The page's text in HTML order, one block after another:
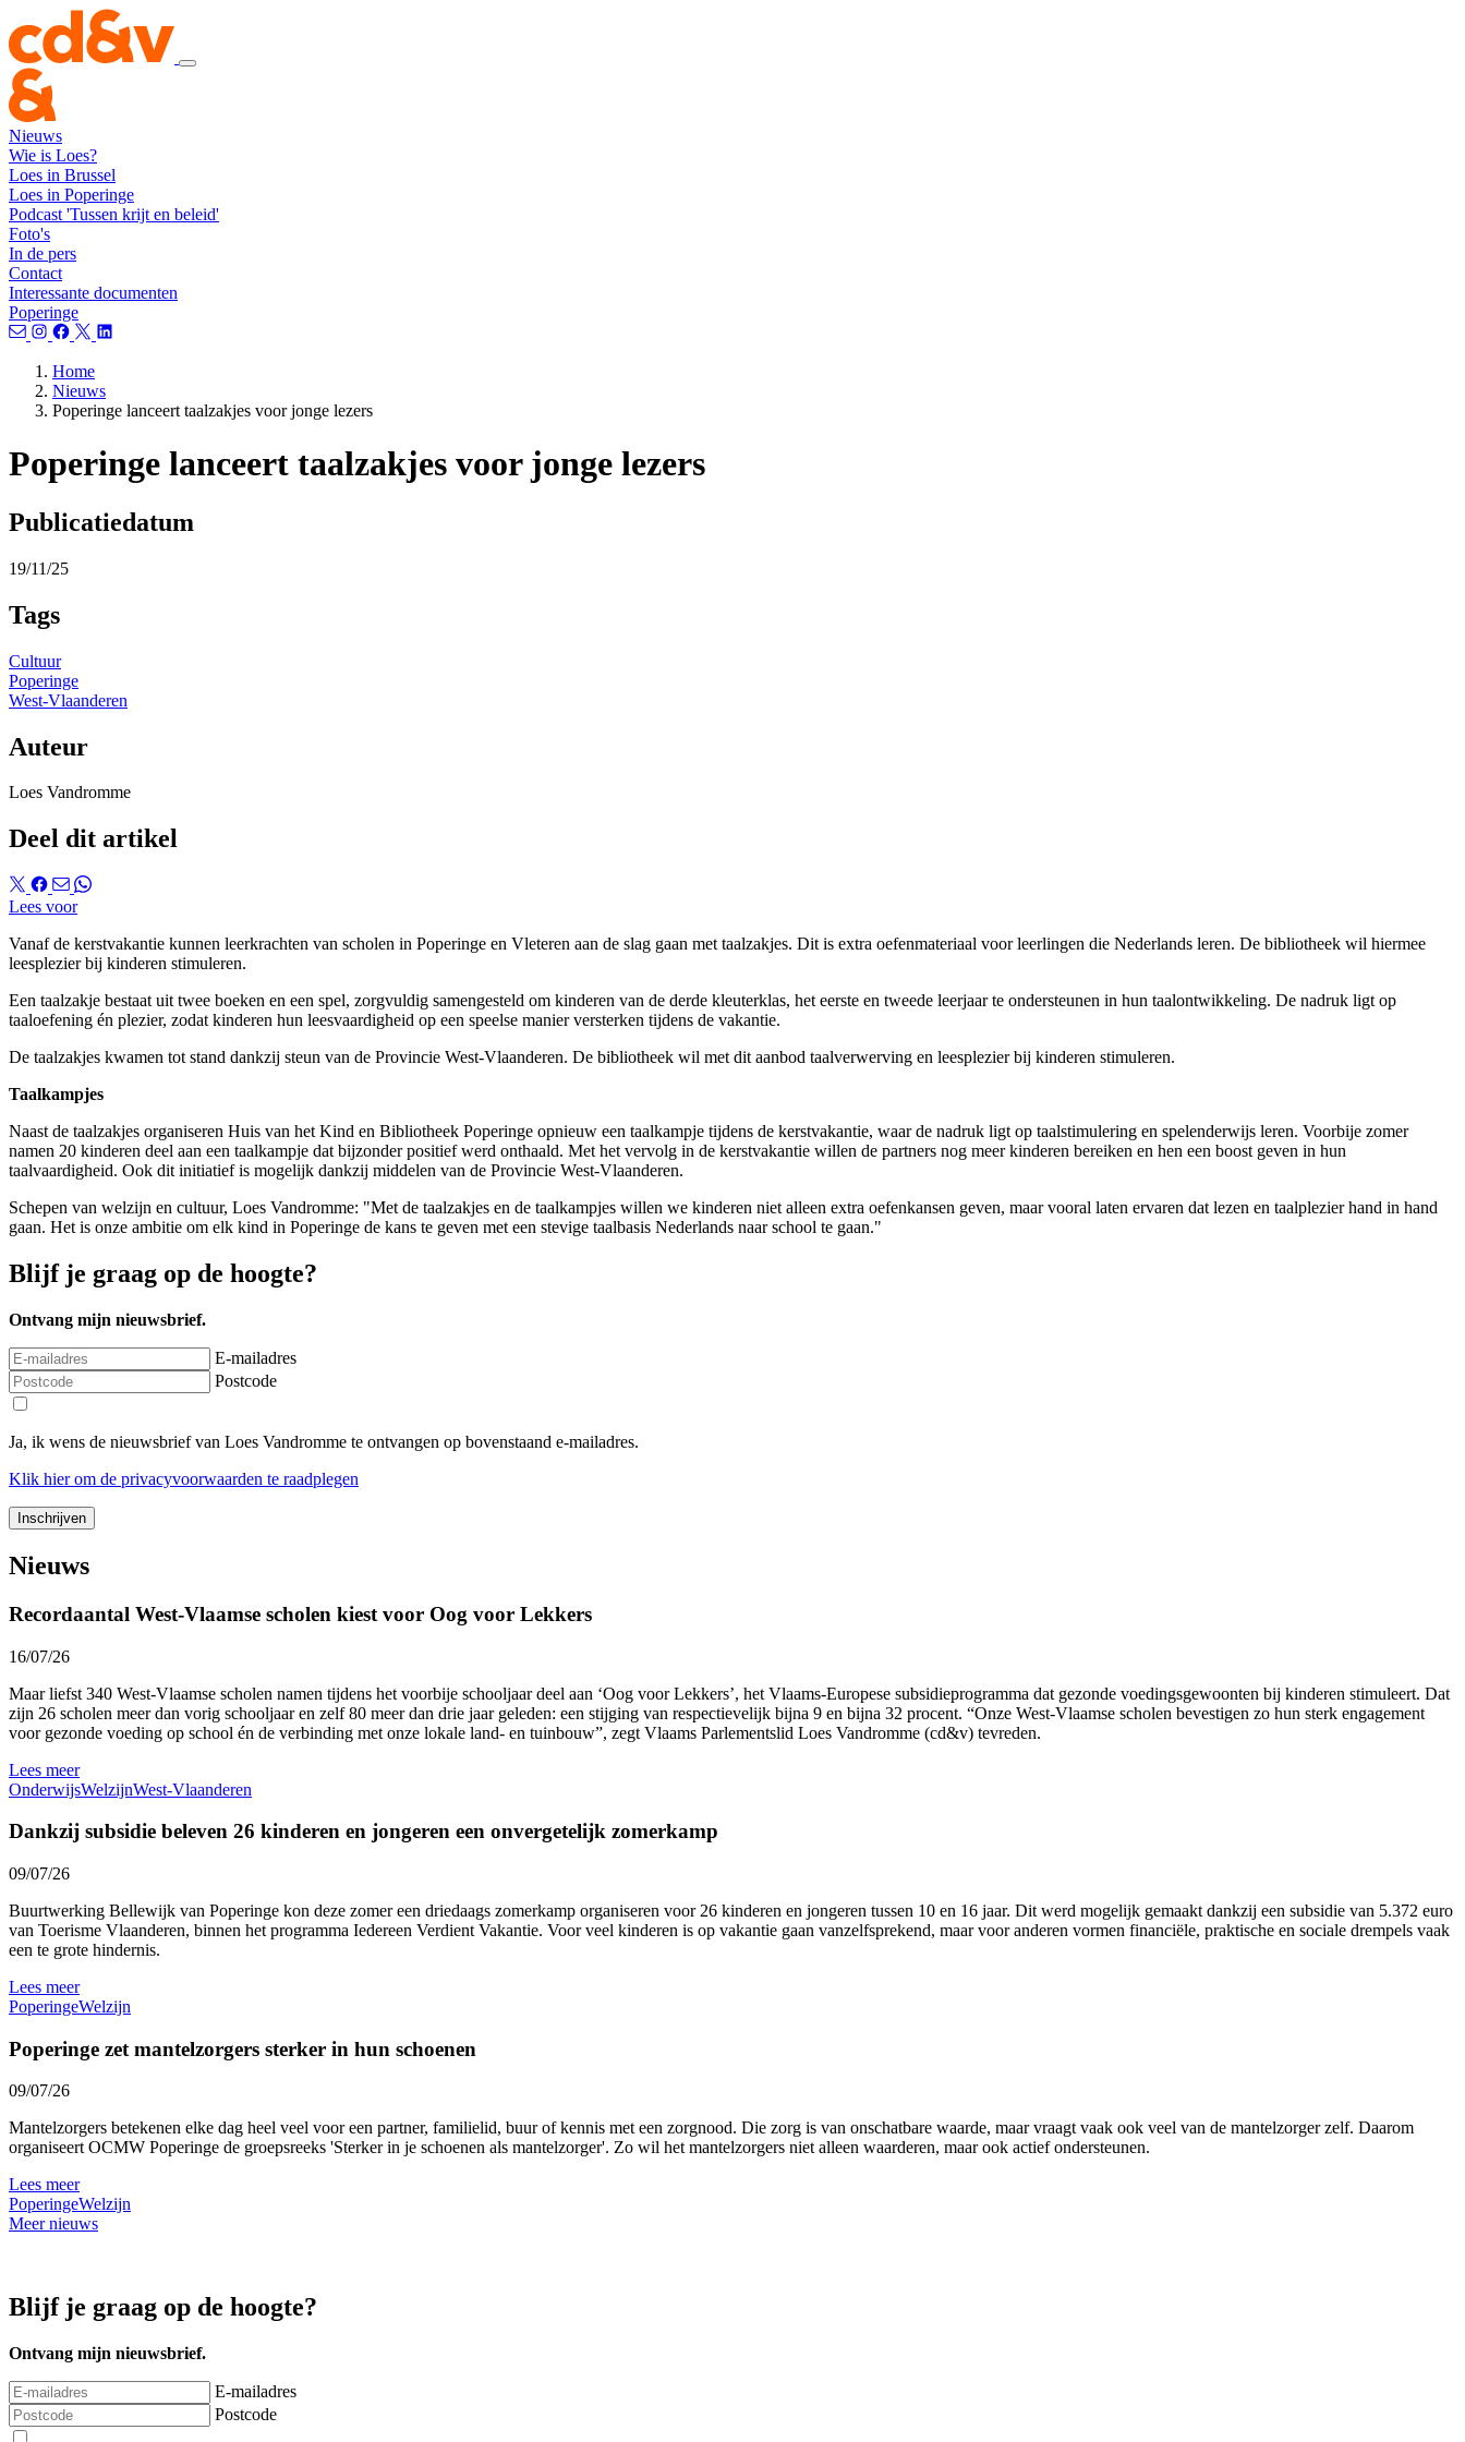
Nieuws
Wie is Loes?
Loes in Brussel
Loes in Poperinge
Podcast 'Tussen krijt en beleid'
Foto's
In de pers
Contact
Interessante documenten
Poperinge
Home
Nieuws
Poperinge lanceert taalzakjes voor jonge lezers
Poperinge lanceert taalzakjes voor jonge lezers
Publicatiedatum
19/11/25
Tags
Cultuur
Poperinge
West-Vlaanderen
Auteur
Loes Vandromme
Deel dit artikel
Lees voor
Vanaf de kerstvakantie kunnen leerkrachten van scholen in Poperinge en Vleteren aan de slag gaan met taalzakjes. Dit is extra oefenmateriaal voor leerlingen die Nederlands leren. De bibliotheek wil hiermee
leesplezier bij kinderen stimuleren.
Een taalzakje bestaat uit twee boeken en een spel, zorgvuldig samengesteld om kinderen van de derde kleuterklas, het eerste en tweede leerjaar te ondersteunen in hun taalontwikkeling. De nadruk ligt op
taaloefening én plezier, zodat kinderen hun leesvaardigheid op een speelse manier versterken tijdens de vakantie.
De taalzakjes kwamen tot stand dankzij steun van de Provincie West-Vlaanderen. De bibliotheek wil met dit aanbod taalverwerving en leesplezier bij kinderen stimuleren.
Taalkampjes
Naast de taalzakjes organiseren Huis van het Kind en Bibliotheek Poperinge opnieuw een taalkampje tijdens de kerstvakantie, waar de nadruk ligt op taalstimulering en spelenderwijs leren. Voorbije zomer
namen 20 kinderen deel aan een taalkampje dat bijzonder positief werd onthaald. Met het vervolg in de kerstvakantie willen de partners nog meer kinderen bereiken en hen een boost geven in hun
taalvaardigheid. Ook dit initiatief is mogelijk dankzij middelen van de Provincie West-Vlaanderen.
Schepen van welzijn en cultuur, Loes Vandromme: "Met de taalzakjes en de taalkampjes willen we kinderen niet alleen extra oefenkansen geven, maar vooral laten ervaren dat lezen en taalplezier hand in hand
gaan. Het is onze ambitie om elk kind in Poperinge de kans te geven met een stevige taalbasis Nederlands naar school te gaan."
Blijf je graag op de hoogte?
Ontvang mijn nieuwsbrief.
E-mailadres
Postcode
Ja, ik wens de nieuwsbrief van Loes Vandromme te ontvangen op bovenstaand e-mailadres.
Klik hierom de privacyvoorwaarden te raadplegen
Nieuws
Recordaantal West-Vlaamse scholen kiest voor Oog voor Lekkers
16/07/26
Maar liefst 340 West-Vlaamse scholen namen tijdens het voorbije schooljaar deel aan ‘Oog voor Lekkers’, het Vlaams-Europese subsidieprogramma dat gezonde voedingsgewoonten bij kinderen stimuleert. Dat
zijn 26 scholen meer dan vorig schooljaar en zelf 80 meer dan drie jaar geleden: een stijging van respectievelijk bijna 9 en bijna 32 procent. “Onze West-Vlaamse scholen bevestigen zo hun sterk engagement
voor gezonde voeding op school én de verbinding met onze lokale land- en tuinbouw”, zegt Vlaams Parlementslid Loes Vandromme (cd&v) tevreden.
Lees meer
OnderwijsWelzijnWest-Vlaanderen
Dankzij subsidie beleven 26 kinderen en jongeren een onvergetelijk zomerkamp
09/07/26
Buurtwerking Bellewijk van Poperinge kon deze zomer een driedaags zomerkamp organiseren voor 26 kinderen en jongeren tussen 10 en 16 jaar. Dit werd mogelijk gemaakt dankzij een subsidie van 5.372 euro
van Toerisme Vlaanderen, binnen het programma Iedereen Verdient Vakantie. Voor veel kinderen is op vakantie gaan vanzelfsprekend, maar voor anderen vormen financiële, praktische en sociale drempels vaak
een te grote hindernis.
Lees meer
PoperingeWelzijn
Poperinge zet mantelzorgers sterker in hun schoenen
09/07/26
Mantelzorgers betekenen elke dag heel veel voor een partner, familielid, buur of kennis met een zorgnood. Die zorg is van onschatbare waarde, maar vraagt vaak ook veel van de mantelzorger zelf. Daarom
organiseert OCMW Poperinge de groepsreeks 'Sterker in je schoenen als mantelzorger'. Zo wil het mantelzorgers niet alleen waarderen, maar ook actief ondersteunen.
Lees meer
PoperingeWelzijn
Meer nieuws
Blijf je graag op de hoogte?
Ontvang mijn nieuwsbrief.
E-mailadres
Postcode